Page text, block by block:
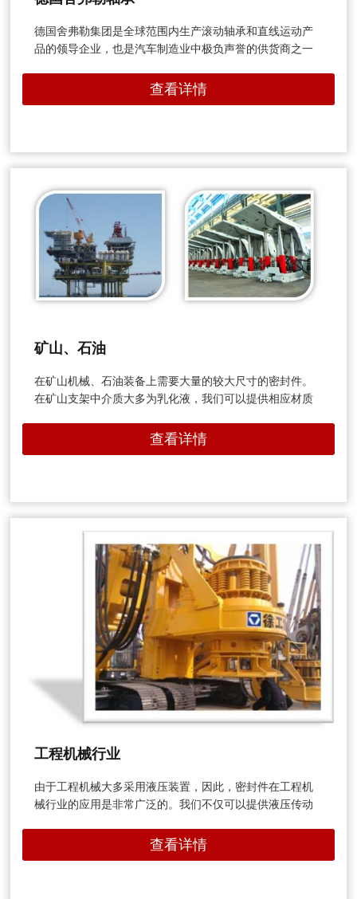
德国舍弗勒集团是全球范围内生产滚动轴承和直线运动产
品的领导企业，也是汽车制造业中极负声誉的供货商之一
查看详情
矿山、石油
在矿山机械、石油装备上需要大量的较大尺寸的密封件。
在矿山支架中介质大多为乳化液，我们可以提供相应材质
查看详情
工程机械行业
由于工程机械大多采用液压装置，因此，密封件在工程机
械行业的应用是非常广泛的。我们不仅可以提供液压传动
查看详情